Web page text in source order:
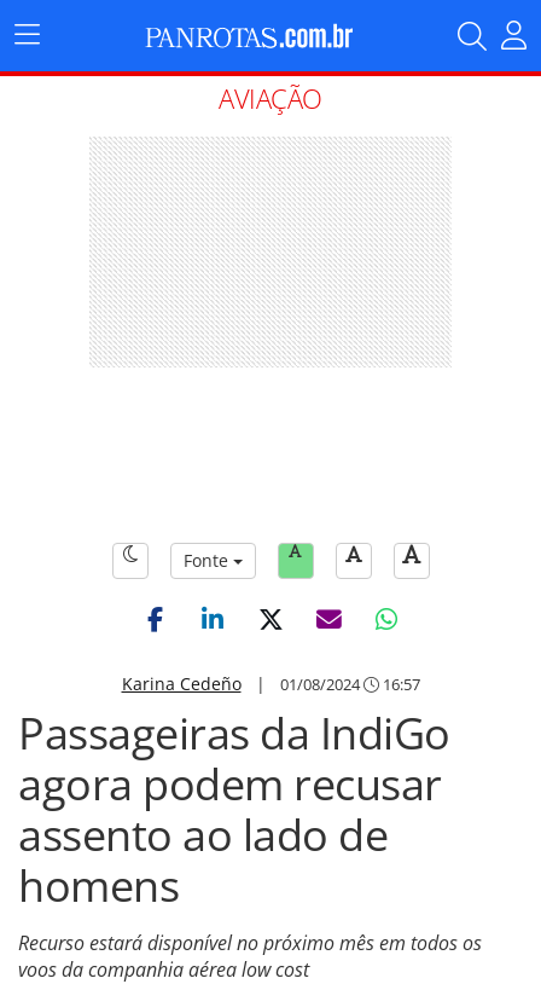
Menu
Principal
AVIAÇÃO
Fonte
Karina Cedeño| 01/08/2024 16:57
Passageiras da IndiGo
agora podem recusar
assento ao lado de
homens
Recurso estará disponível no próximo mês em todos os
voos da companhia aérea low cost